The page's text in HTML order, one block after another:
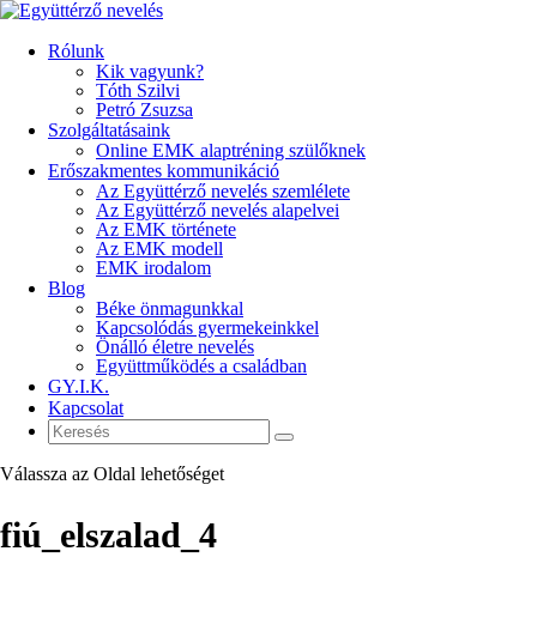
Rólunk
Kik vagyunk?
Tóth Szilvi
Petró Zsuzsa
Szolgáltatásaink
Online EMK alaptréning szülőknek
Erőszakmentes kommunikáció
Az Együttérző nevelés szemlélete
Az Együttérző nevelés alapelvei
Az EMK története
Az EMK modell
EMK irodalom
Blog
Béke önmagunkkal
Kapcsolódás gyermekeinkkel
Önálló életre nevelés
Együttműködés a családban
GY.I.K.
Kapcsolat
Válassza az Oldal lehetőséget
fiú_elszalad_4